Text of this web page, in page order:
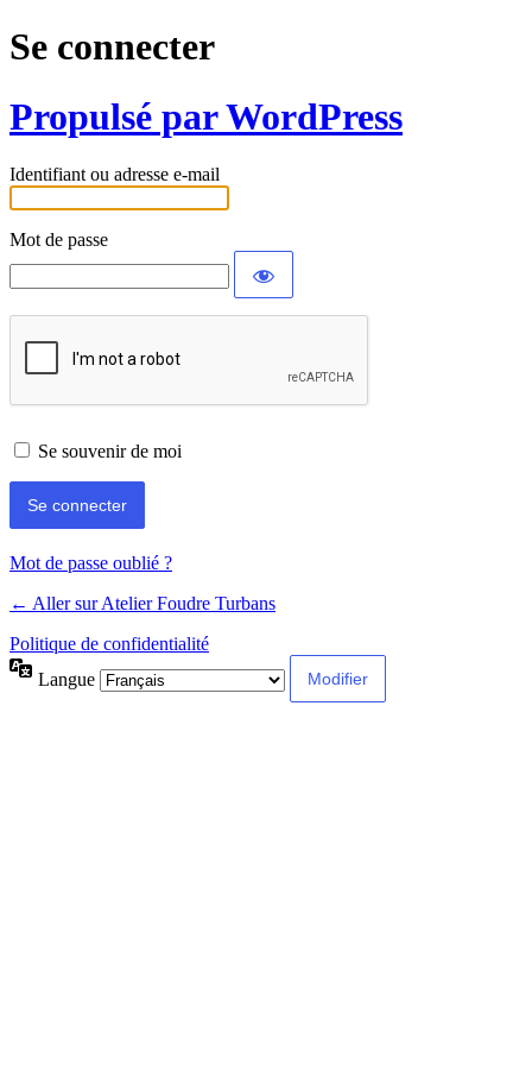
Se connecter
Propulsé par WordPress
Identifiant ou adresse e-mail
Mot de passe
Se souvenir de moi
Mot de passe oublié ?
← Aller sur Atelier Foudre Turbans
Politique de confidentialité
Langue